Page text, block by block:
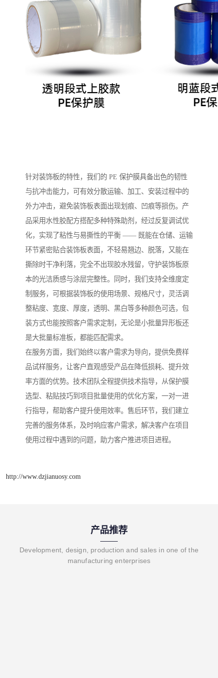
针对装饰板的特性，我们的 PE 保护膜具备出色的韧性
与抗冲击能力，可有效分散运输、加工、安装过程中的
外力冲击，避免装饰板表面出现划痕、凹痕等损伤。产
品采用水性胶配方搭配多种特殊助剂，经过反复调试优
化，实现了粘性与易撕性的平衡 —— 既能在仓储、运输
环节紧密贴合装饰板表面，不轻易翘边、脱落，又能在
撕除时干净利落，完全不出现胶水残留，守护装饰板原
本的光洁质感与涂层完整性。同时，我们支持全维度定
制服务，可根据装饰板的使用场景、规格尺寸，灵活调
整粘度、宽度、厚度，透明、黑白等多种颜色可选，包
装方式也能按照客户需求定制，无论是小批量异形板还
是大批量标准板，都能匹配需求。
在服务方面，我们始终以客户需求为导向，提供免费样
品试样服务，让客户直观感受产品在降低损耗、提升效
率方面的优势。技术团队全程提供技术指导，从保护膜
选型、粘贴技巧到项目批量使用的优化方案，一对一进
行指导，帮助客户提升使用效率。售后环节，我们建立
完善的服务体系，及时响应客户需求，解决客户在项目
使用过程中遇到的问题，助力客户推进项目进程。
http://www.dzjianuosy.com
产品推荐
Development, design, production and sales in one of the
manufacturing enterprises